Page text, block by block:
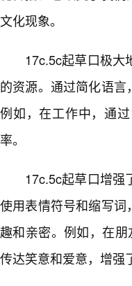
文化现象。
17c.5c起草口极大
的资源。通过简化语
例如，在工作中，通
率。
17c.5c起草口增强
使用表情符号和缩写
趣和亲密。例如，在
传达笑意和爱意，增强